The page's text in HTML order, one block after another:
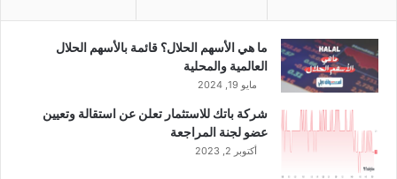
غ
ل
ما هي الأسهم الحلال؟ قائمة بالأسهم الحلال
العالمية والمحلية
مايو 19, 2024
شركة باتك للاستثمار تعلن عن استقالة وتعيين
عضو لجنة المراجعة
أكتوبر 2, 2023